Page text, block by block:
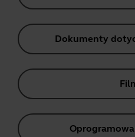
Dokumenty